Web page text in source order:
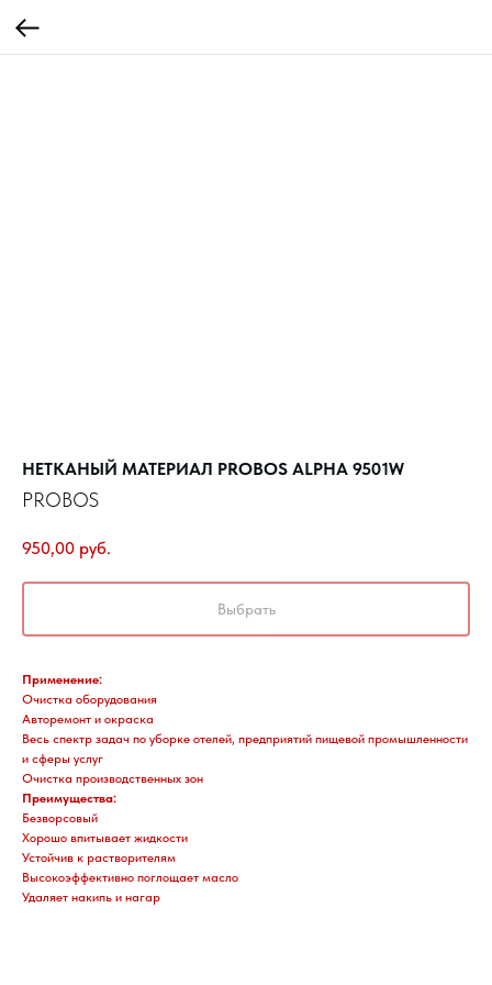
НЕТКАНЫЙ МАТЕРИАЛ PROBOS ALPHA 9501W
PROBOS
950,00 руб.
Выбрать
Применение:
Очистка оборудования
Авторемонт и окраска
Весь спектр задач по уборке отелей, предприятий пищевой промышленности
и сферы услуг
Очистка производственных зон
Преимущества:
Безворсовый
Хорошо впитывает жидкости
Устойчив к растворителям
Высокоэффективно поглощает масло
Удаляет накипь и нагар